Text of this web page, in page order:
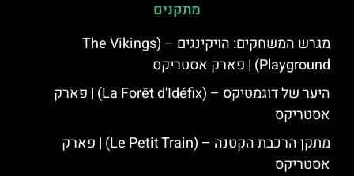
מתקנים
מגרש המשחקים: הויקינגים – (The Vikings
Playground) | פארק אסטריקס
היער של דוגמטיקס – (La Forêt d'Idéfix) | פארק
אסטריקס
מתקן הרכבת הקטנה – (Le Petit Train) | פארק
אסטריקס